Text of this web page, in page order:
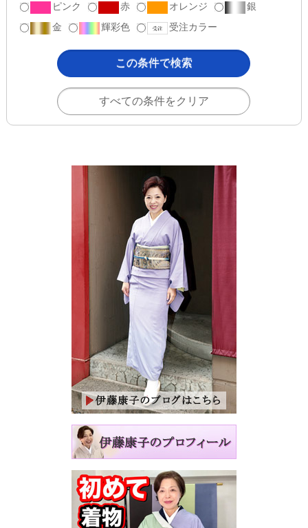
ピンク
赤 オレンジ
銀
金
輝彩色 受注カラー